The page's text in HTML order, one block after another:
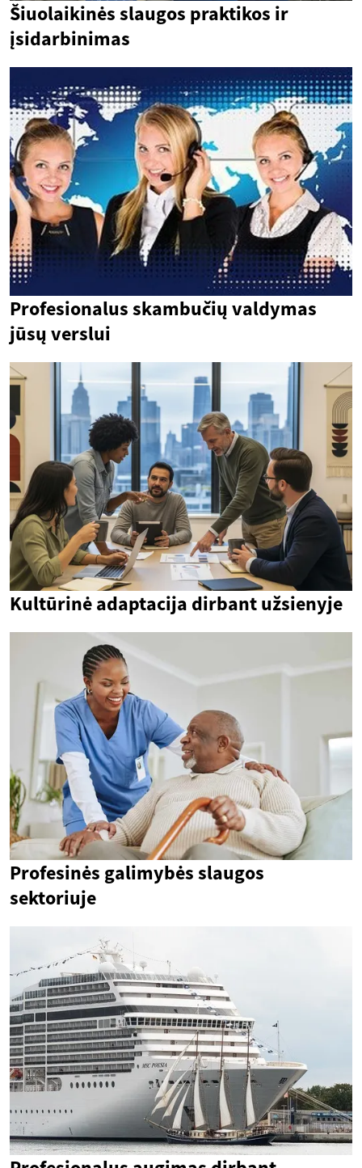
Šiuolaikinės slaugos praktikos ir
įsidarbinimas
Profesionalus skambučių valdymas
jūsų verslui
Kultūrinė adaptacija dirbant užsienyje
Profesinės galimybės slaugos
sektoriuje